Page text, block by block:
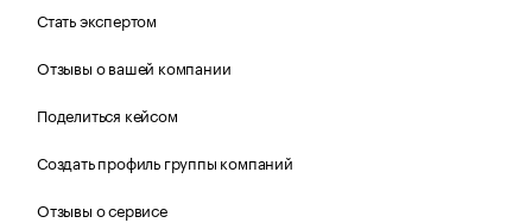
Стать экспертом
Отзывы о вашей компании
Поделиться кейсом
Создать профиль группы компаний
Отзывы о сервисе